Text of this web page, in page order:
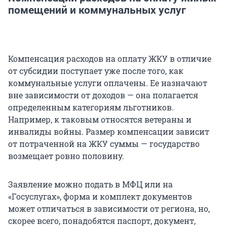
помещений и коммунальных услуг
Компенсация расходов на оплату ЖКУ в отличие
от субсидии поступает уже после того, как
коммунальные услуги оплачены. Ее назначают
вне зависимости от доходов — она полагается
определенным категориям льготников.
Например, к таковым относятся ветераны и
инвалиды войны. Размер компенсации зависит
от потраченной на ЖКУ суммы — государство
возмещает ровно половину.
Заявление можно подать в МФЦ или на
«Госуслугах», форма и комплект документов
может отличаться в зависимости от региона, но,
скорее всего, понадобятся паспорт, документ,